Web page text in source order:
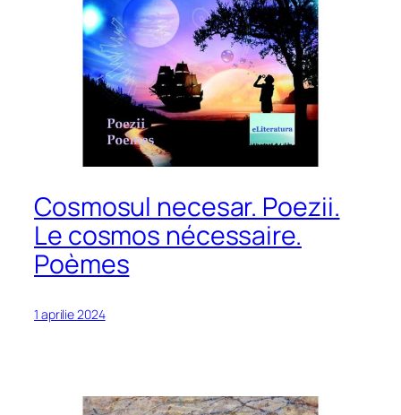
Cosmosul necesar. Poezii.
Le cosmos nécessaire.
Poèmes
1 aprilie 2024